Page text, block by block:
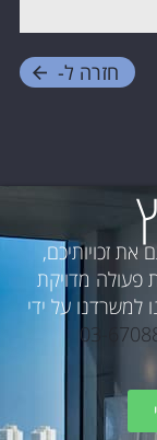
חזרה ל-
זכויותיכם,
פעולה מדויקת
למשרדנו על ידי
03-